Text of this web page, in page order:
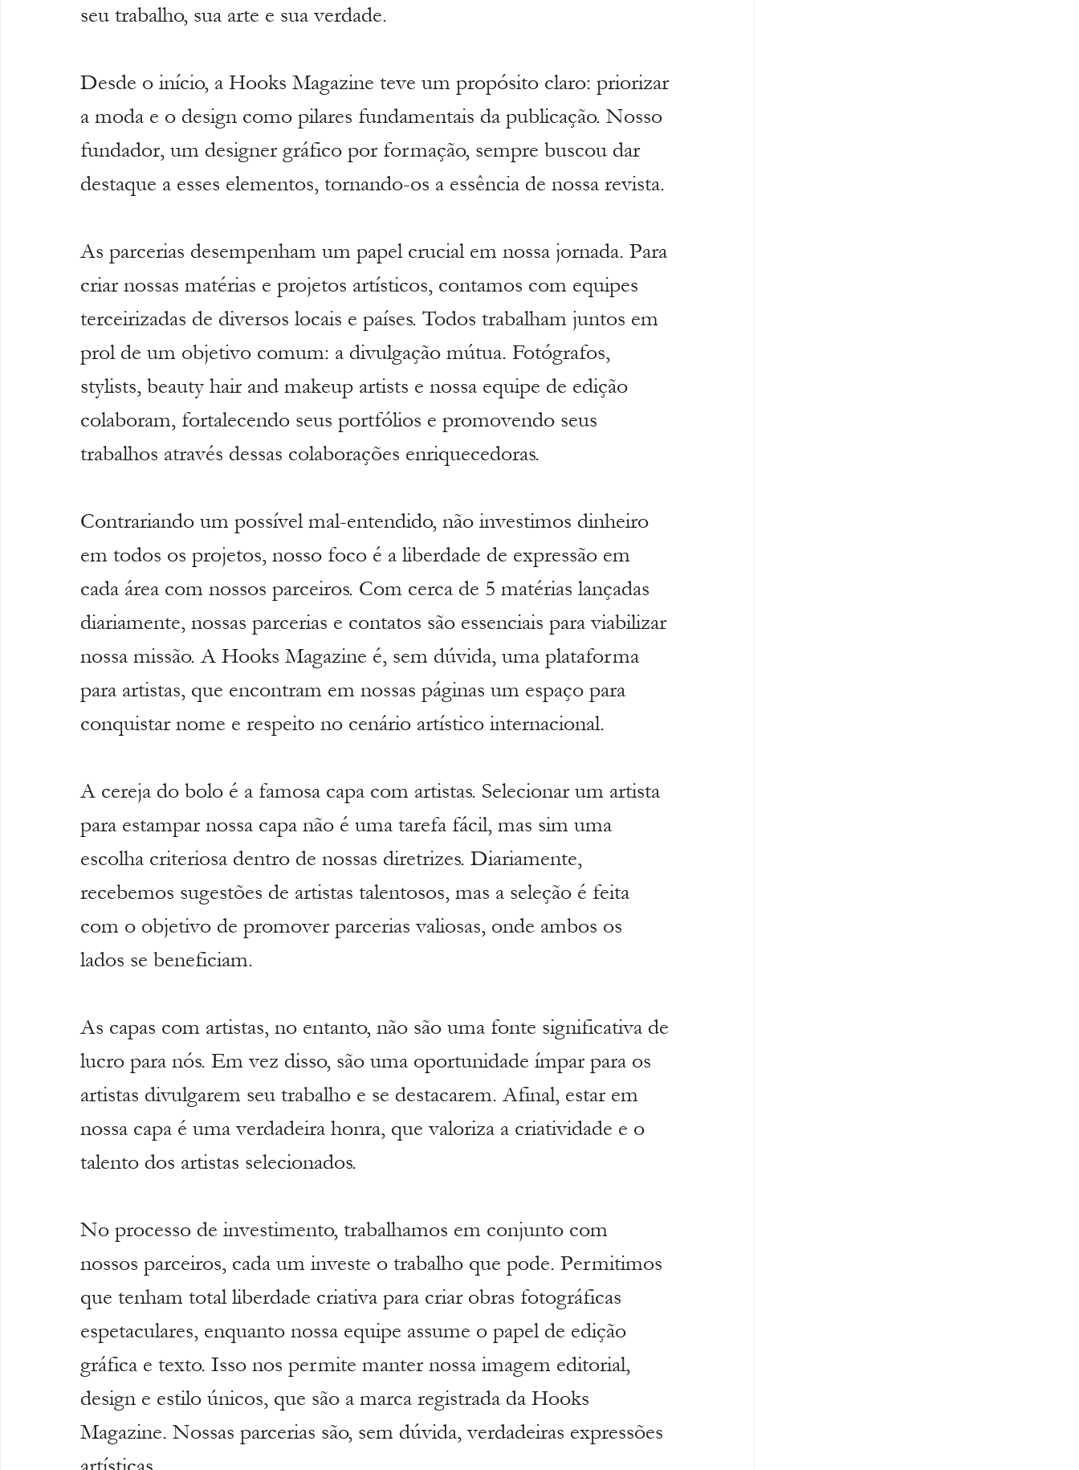
seu trabalho, sua arte e sua verdade.
Desde o início, a Hooks Magazine teve um propósito claro: priorizar
a moda e o design como pilares fundamentais da publicação. Nosso
fundador, um designer gráfico por formação, sempre buscou dar
destaque a esses elementos, tornando-os a essência de nossa revista.
As parcerias desempenham um papel crucial em nossa jornada. Para
criar nossas matérias e projetos artísticos, contamos com equipes
terceirizadas de diversos locais e países. Todos trabalham juntos em
prol de um objetivo comum: a divulgação mútua. Fotógrafos,
stylists, beauty hair and makeup artists e nossa equipe de edição
colaboram, fortalecendo seus portfólios e promovendo seus
trabalhos através dessas colaborações enriquecedoras.
Contrariando um possível mal-entendido, não investimos dinheiro
em todos os projetos, nosso foco é a liberdade de expressão em
cada área com nossos parceiros. Com cerca de 5 matérias lançadas
diariamente, nossas parcerias e contatos são essenciais para viabilizar
nossa missão. A Hooks Magazine é, sem dúvida, uma plataforma
para artistas, que encontram em nossas páginas um espaço para
conquistar nome e respeito no cenário artístico internacional.
A cereja do bolo é a famosa capa com artistas. Selecionar um artista
para estampar nossa capa não é uma tarefa fácil, mas sim uma
escolha criteriosa dentro de nossas diretrizes. Diariamente,
recebemos sugestões de artistas talentosos, mas a seleção é feita
com o objetivo de promover parcerias valiosas, onde ambos os
lados se beneficiam.
As capas com artistas, no entanto, não são uma fonte significativa de
lucro para nós. Em vez disso, são uma oportunidade ímpar para os
artistas divulgarem seu trabalho e se destacarem. Afinal, estar em
nossa capa é uma verdadeira honra, que valoriza a criatividade e o
talento dos artistas selecionados.
No processo de investimento, trabalhamos em conjunto com
nossos parceiros, cada um investe o trabalho que pode. Permitimos
que tenham total liberdade criativa para criar obras fotográficas
espetaculares, enquanto nossa equipe assume o papel de edição
gráfica e texto. Isso nos permite manter nossa imagem editorial,
design e estilo únicos, que são a marca registrada da Hooks
Magazine. Nossas parcerias são, sem dúvida, verdadeiras expressões